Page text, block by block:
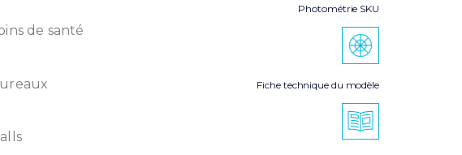
de santé
Photométrie SKU
Fiche technique du modèle